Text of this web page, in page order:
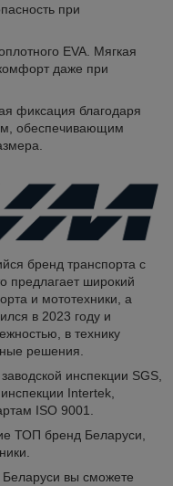
при
EVA. Мягкая
даже при
фиксация благодаря
обеспечивающим
бренд транспорта с
предлагает широкий
и мототехники, а
в 2023 году и
в технику
решения.
инспекции SGS,
Intertek,
ISO 9001.
ТОП бренд Беларуси,
Беларуси вы сможете